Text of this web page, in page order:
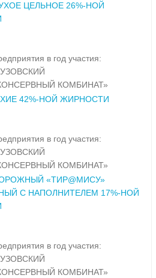
ЦЕЛЬНОЕ 26%-НОЙ
в год участия:
КОМБИНАТ»
42%-НОЙ ЖИРНОСТИ
в год участия:
КОМБИНАТ»
«ТИР@МИСУ»
С НАПОЛНИТЕЛЕМ 17%-НОЙ
в год участия:
КОМБИНАТ»